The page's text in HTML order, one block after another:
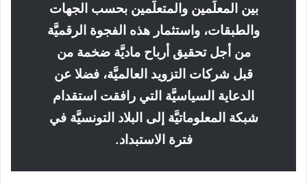
بين المعلِّمين والمتعلِّمين بحسب الجهات
والطبقات، واستثمار هذه الفجوة الرقميَّة
من أجل تحقيق أرباح ماديَّة ضخمة من
قبل شركات التزويد العالميَّة، فضلا عن
الدعاية السياسيَّة التي رافقت استقدام
شبكة المعلوماتيَّة إلى البلاد التونسيَّة في
فترة الاستبداد.